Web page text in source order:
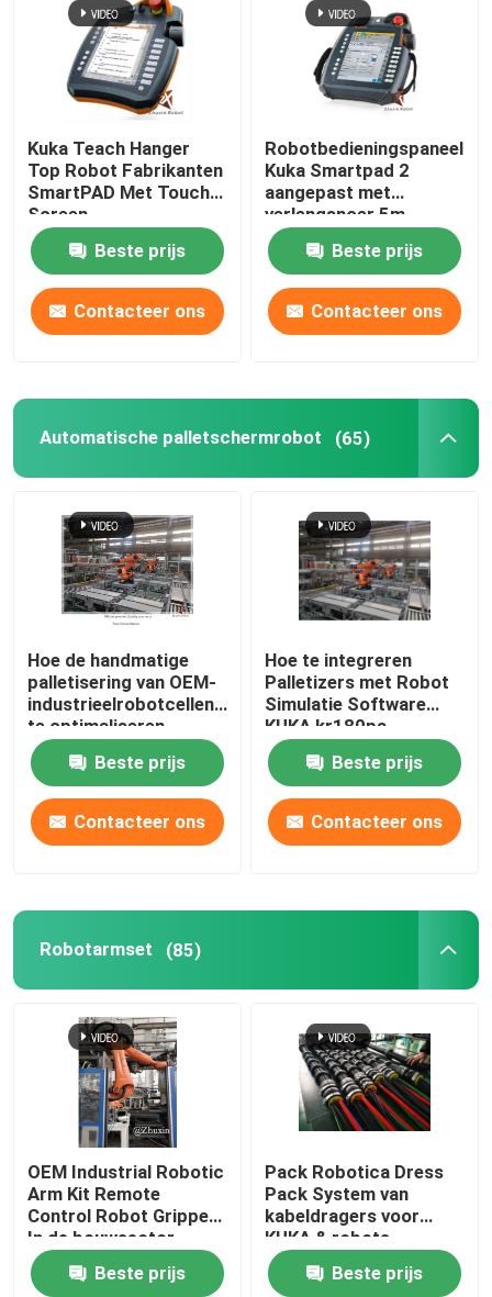
Kuka Teach Hanger
Top Robot Fabrikanten
SmartPAD Met Touch
Screen
Beste prijs
Contacteer ons
Robotbedieningspaneel
Kuka Smartpad 2
aangepast met
verlengsnoer 5m
Beste prijs
Contacteer ons
Automatische palletschermrobot (65)
Hoe de handmatige
palletisering van OEM-
industrieelrobotcellen
te optimaliseren
Beste prijs
Contacteer ons
Hoe te integreren
Palletizers met Robot
Simulatie Software
KUKA kr180pa
Beste prijs
Contacteer ons
Robotarmset (85)
OEM Industrial Robotic
Arm Kit Remote
Control Robot Gripper
In de bouwsector
Beste prijs
Pack Robotica Dress
Pack System van
kabeldragers voor
KUKA & robots
Beste prijs